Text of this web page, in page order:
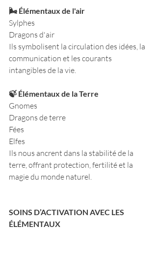
🌬️ Élémentaux de l'air
Sylphes
Dragons d'air
Ils symbolisent la circulation des idées, la
communication et les courants
intangibles de la vie.
🍃 Élémentaux de la Terre
Gnomes
Dragons de terre
Fées
Elfes
Ils nous ancrent dans la stabilité de la
terre, offrant protection, fertilité et la
magie du monde naturel.
SOINS D’ACTIVATION AVEC LES
ÉLÉMENTAUX